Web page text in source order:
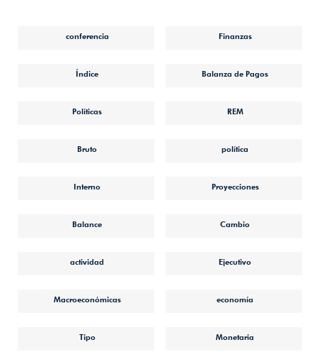
conferencia Finanzas
Índice Balanza de Pagos
Políticas REM
Bruto política
Interno Proyecciones
Balance Cambio
actividad Ejecutivo
Macroeconómicas economía
Tipo Monetaria